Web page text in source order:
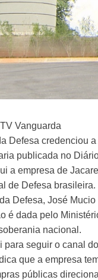
Vanguarda
Defesa credenciou
publicada no
a empresa de
de Defesa
Defesa, José
é dada pelo
nacional.
para seguir o canal
que a empresa
públicas